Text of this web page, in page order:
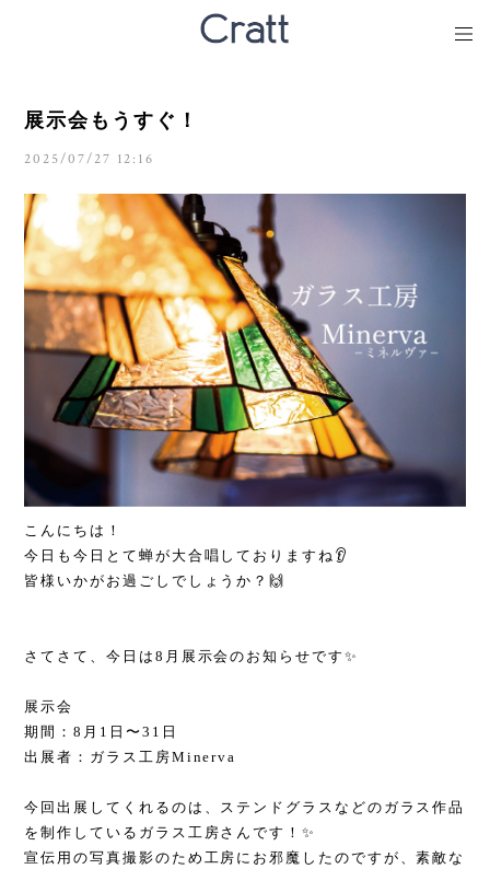
展示会もうすぐ！
2025/07/27 12:16
こんにちは！
今日も今日とて蝉が大合唱しておりますね👂
皆様いかがお過ごしでしょうか？🙌
さてさて、今日は8月展示会のお知らせです✨
展示会
期間：8月1日〜31日
出展者：ガラス工房Minerva
今回出展してくれるのは、ステンドグラスなどのガラス作品
を制作しているガラス工房さんです！✨
宣伝用の写真撮影のため工房にお邪魔したのですが、素敵な